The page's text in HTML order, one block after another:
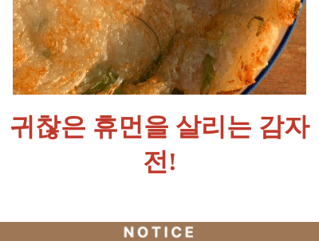
귀찮은 휴먼을 살리는 감자
전!